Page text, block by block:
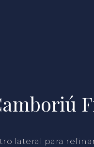
lateral para